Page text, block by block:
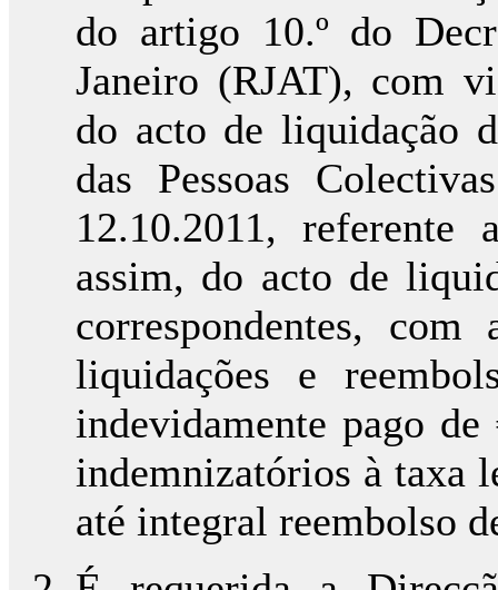
do artigo 10.º do
Janeiro (RJAT), com
do acto de liquidação
das Pessoas
12.10.2011,
assim, do acto de
correspondentes, com
liquidações e
indevidamente pago
indemnizatórios à taxa
até integral reembolso